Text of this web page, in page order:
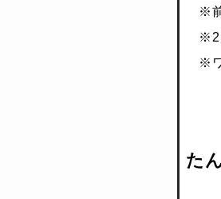
※
※2
※
た